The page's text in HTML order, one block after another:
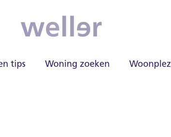
tips Woning zoeken